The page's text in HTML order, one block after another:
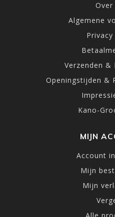
Over
Algemene
Verzenden &
Openingstijden &
Kano-
MIJN
Account
Mijn
Mijn